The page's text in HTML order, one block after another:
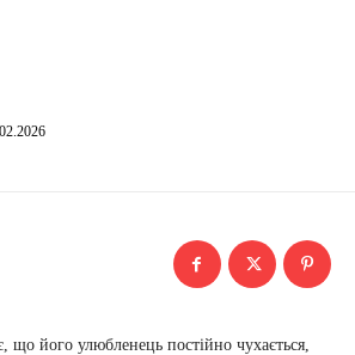
що його улюбленець постійно чухається,